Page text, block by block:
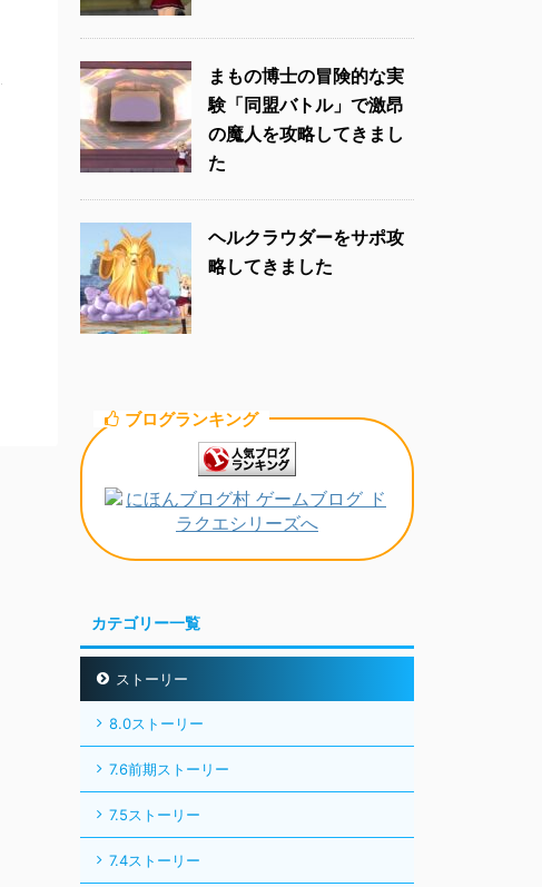
まもの博士の冒険的な実
験「同盟バトル」で激昂
の魔人を攻略してきまし
た
ヘルクラウダーをサポ攻
略してきました
ブログランキング
カテゴリー一覧
ストーリー
8.0ストーリー
7.6前期ストーリー
7.5ストーリー
7.4ストーリー